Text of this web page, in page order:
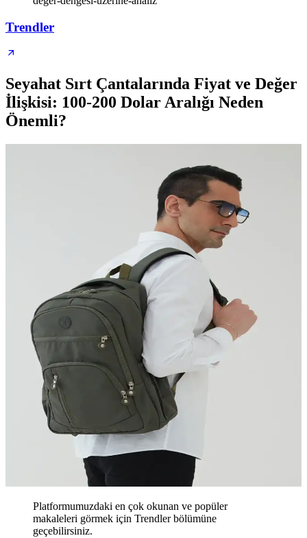
Trendler
Seyahat Sırt Çantalarında Fiyat ve Değer
İlişkisi: 100-200 Dolar Aralığı Neden
Önemli?
Platformumuzdaki en çok okunan ve popüler
makaleleri görmek için Trendler bölümüne
geçebilirsiniz.